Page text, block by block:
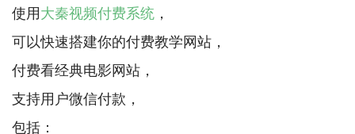
使用大秦视频付费系统 ，
可以快速搭建你的付费教学网站，
付费看经典电影网站，
支持用户微信付款，
包括：